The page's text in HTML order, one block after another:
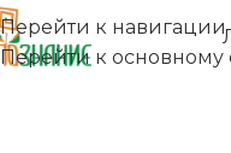
Перейти к навигации
Перейти к